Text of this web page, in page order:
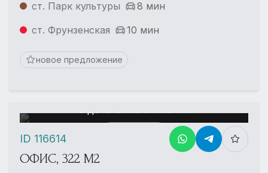
ст. Парк культуры
8 мин
ст. Фрунзенская
10 мин
новое предложение
ОФИС, 322 М2
ID 116614